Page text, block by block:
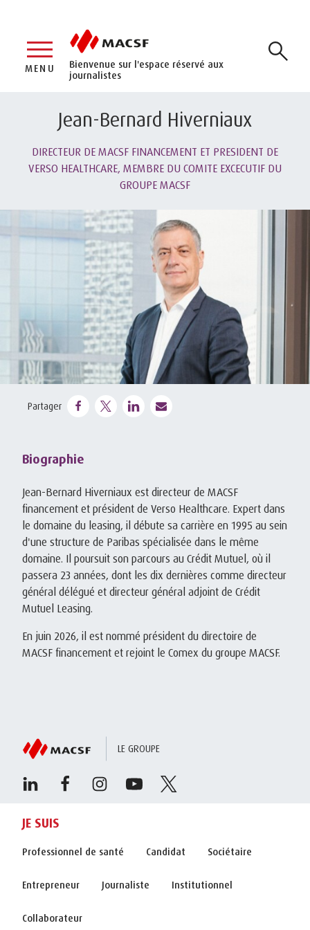
Bienvenue sur l'espace réservé aux
journalistes
MENU
Jean-Bernard Hiverniaux
DIRECTEUR DE MACSF FINANCEMENT ET PRESIDENT DE
VERSO HEALTHCARE, MEMBRE DU COMITE EXCECUTIF DU
GROUPE MACSF
Partager
Biographie
Jean-Bernard Hiverniaux est directeur de MACSF
financement et président de Verso Healthcare. Expert dans
le domaine du leasing, il débute sa carrière en 1995 au sein
d'une structure de Paribas spécialisée dans le même
domaine. Il poursuit son parcours au Crédit Mutuel, où il
passera 23 années, dont les dix dernières comme directeur
général délégué et directeur général adjoint de Crédit
Mutuel Leasing.
En juin 2026, il est nommé président du directoire de
MACSF financement et rejoint le Comex du groupe MACSF.
LE GROUPE
JE SUIS
Professionnel de santé Candidat Sociétaire
Entrepreneur Journaliste Institutionnel
Collaborateur